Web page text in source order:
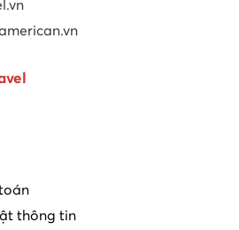
thông tin